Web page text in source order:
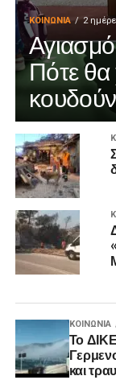
ΚΟΙΝΩΝΊΑ 2
Πότε
ΚΟΙΝΩΝΊΑ
Το
και